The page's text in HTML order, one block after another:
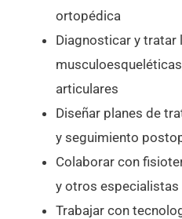
ortopédica
Diagnosticar y tratar
articulares
Diseñar planes de
y seguimiento
Colaborar con
y otros especialistas
Trabajar con